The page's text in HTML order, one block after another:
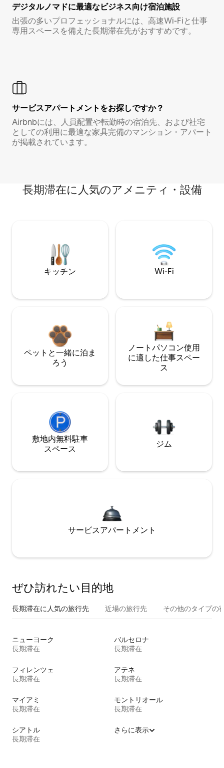
デジタルノマド⁠に最⁠適⁠なビ⁠ジ⁠ネ⁠ス⁠向⁠け宿⁠泊⁠施⁠設
出張の多いプロフェッショナルには、高速Wi-Fiと仕事
専用スペースを備えた長期滞在先がおすすめです。
サービスアパートメントをお探しですか？
Airbnbには、人員配置や転勤時の宿泊先、および社宅
としての利用に最適な家具完備のマンション・アパート
が掲載されています。
長期滞在に人気のアメニティ・設備
キッチン Wi-Fi
ペットと一緒に泊ま
ろう
ノートパソコン使用
に適した仕事スペー
ス
敷地内無料駐⁠車
ス⁠ペ⁠ー⁠ス
ジム
サービスアパートメント
ぜひ訪⁠れ⁠た⁠い目⁠的⁠地
長期滞在に人気の旅行先 近場の旅行先 その他のタ⁠イ⁠プ⁠の
ニューヨーク
長期滞在
バルセロナ
長期滞在
フィレンツェ
長期滞在
アテネ
長期滞在
マイアミ
長期滞在
モントリオール
長期滞在
シアトル
長期滞在
さらに表示